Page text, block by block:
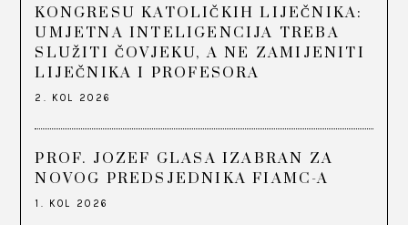
KONGRESU KATOLIČKIH LIJEČNIKA:
UMJETNA INTELIGENCIJA TREBA
SLUŽITI ČOVJEKU, A NE ZAMIJENITI
LIJEČNIKA I PROFESORA
2. KOL 2026
PROF. JOZEF GLASA IZABRAN ZA
NOVOG PREDSJEDNIKA FIAMC-A
1. KOL 2026